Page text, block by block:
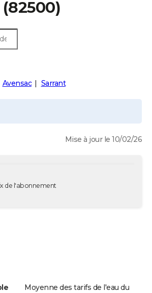
(82500)
Avensac Sarrant
Mise à jour le 10/02/26
de l'abonnement
Moyenne des tarifs de l'eau du